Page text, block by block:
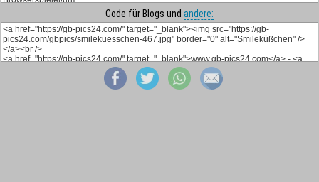
Code für Blogs und andere: